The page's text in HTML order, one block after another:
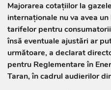
Majorarea cotațiilor la
internaționale nu va avea
tarifelor pentru
însă eventuale ajustări ar
următoare, a declarat
pentru Reglementare în
Taran, în cadrul audierilor